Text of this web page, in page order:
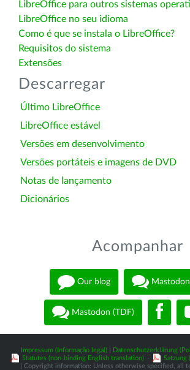
LibreOffice para outros sistemas
LibreOffice no seu idioma
Como é que se instala o LibreOffice?
Requisitos do sistema
Extensões
Descarregar
Último LibreOffice
LibreOffice estável
Versões em desenvolvimento
Versões portáteis e imagens de DVD
Notas de lançamento
Dicionários
Acompanhar
Our blog
Mastodon (TDF)
Impressum (Informação legal) Datenschutzerklärung
Statutes (non-binding English translation) -
Satzung
| Copyright information: Unless otherwise specified, all